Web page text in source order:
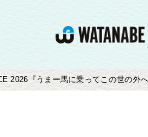
2026『うまー馬に乗ってこの世の外へ